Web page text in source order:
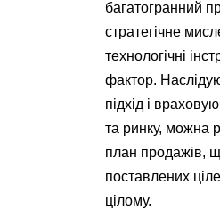
багатогранний
стратегічне
технологічні
фактор.
підхід і
та ринку, можна
план продажів,
поставлених
цілому.